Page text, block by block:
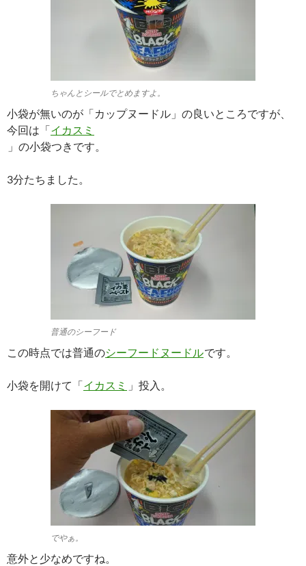
ちゃんとシールでとめますよ。
小袋が無いのが「カップヌードル」の良いところですが、
今回は「イカスミ
」の小袋つきです。
3分たちました。
普通のシーフード
この時点では普通のシーフードヌードルです。
小袋を開けて「イカスミ 」投入。
でやぁ。
意外と少なめですね。